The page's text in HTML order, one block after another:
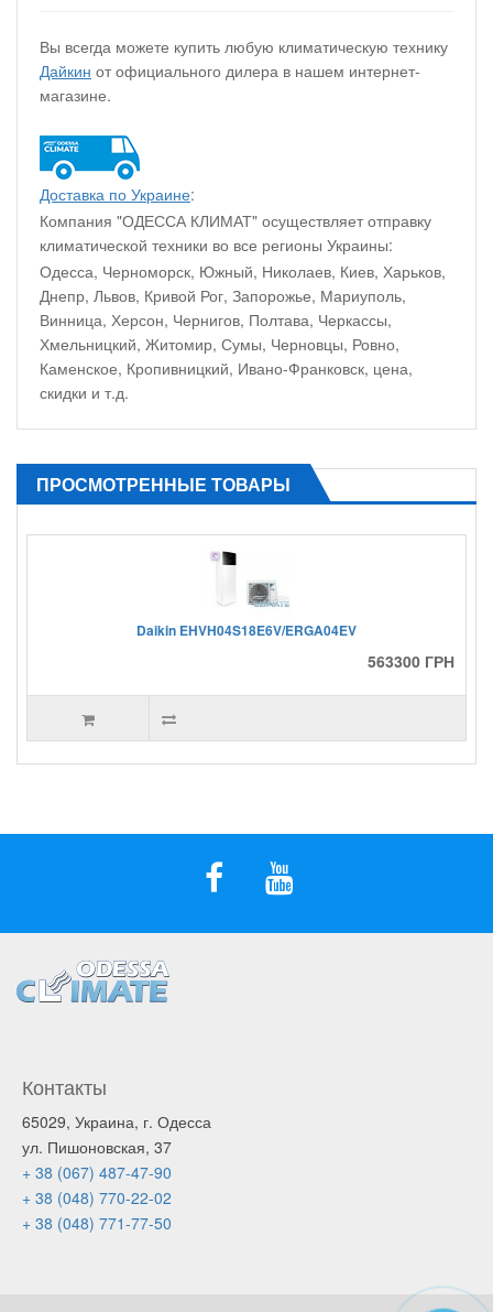
Вы всегда можете купить любую климатическую технику
Дайкин от официального дилера в нашем интернет-
магазине.
Доставка по Украине:
Компания "ОДЕССА КЛИМАТ" осуществляет отправку
климатической техники во все регионы Украины:
Одесса, Черноморск, Южный, Николаев, Киев, Харьков,
Днепр, Львов, Кривой Рог, Запорожье, Мариуполь,
Винница, Херсон, Чернигов, Полтава, Черкассы,
Хмельницкий, Житомир, Сумы, Черновцы, Ровно,
Каменское, Кропивницкий, Ивано-Франковск, цена,
скидки и т.д.
ПРОСМОТРЕННЫЕ ТОВАРЫ
Daikin EHVH04S18E6V/ERGA04EV
563300 ГРН
Контакты
65029, Украина, г. Одесса
ул. Пишоновская, 37
+ 38 (067) 487-47-90
+ 38 (048) 770-22-02
+ 38 (048) 771-77-50